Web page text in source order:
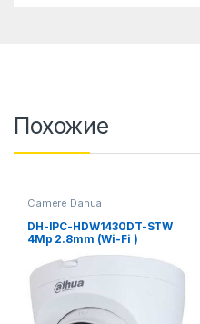
Похожие
Camere Dahua
DH-IPC-HDW1430DT-STW
4Mp 2.8mm (Wi-Fi )